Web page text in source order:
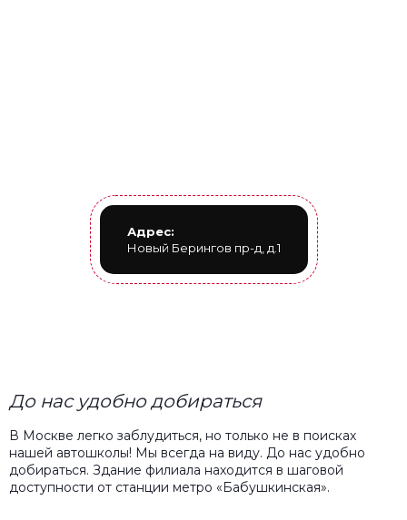
До нас удобно добираться
В Москве легко заблудиться, но только не в поисках
нашей автошколы! Мы всегда на виду. До нас удобно
добираться. Здание филиала находится в шаговой
доступности от станции метро «Бабушкинская».
Адрес:
Новый Берингов пр-д, д.1